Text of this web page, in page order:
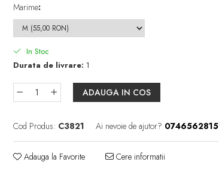
Marime:
In Stoc
Durata de livrare: 1
ADAUGA IN COS
Cod Produs: C3821 Ai nevoie de ajutor? 0746562815
Adauga la Favorite Cere informatii